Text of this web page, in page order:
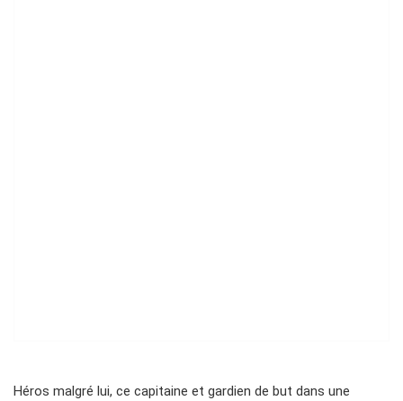
Héros malgré lui, ce capitaine et gardien de but dans une